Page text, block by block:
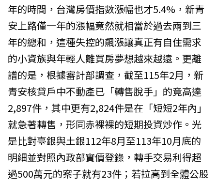
年的時間，台灣房價指數漲幅也才5.4%，新青
安上路僅一年的漲幅竟然就相當於過去兩到三
年的總和，這種失控的飆漲讓真正有自住需求
的小資族與年輕人離買房夢想越來越遠。更離
譜的是，根據審計部調查，截至115年2月，新
青安核貸戶中不動產已「轉售脫手」的竟高達
2,897件，其中更有2,824件是在「短短2年內」
就急著轉售，形同赤裸裸的短期投資炒作。光
是比對臺銀與土銀112年8月至113年10月底的
明細並對照內政部實價登錄，轉手交易利得超
過500萬元的案子就有23件；若拉高到全體公股